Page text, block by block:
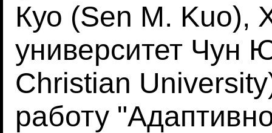
Куо (Sen M. Kuo),
университет Чун
Christian
работу